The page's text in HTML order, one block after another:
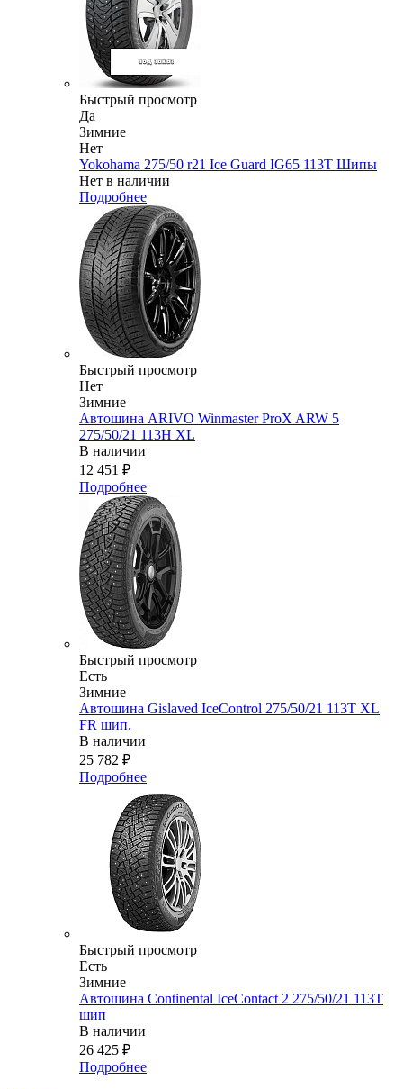
Быстрый просмотр
Да
Зимние
Нет
Yokohama 275/50 r21 Ice Guard IG65 113T Шипы
Нет в наличии
Подробнее
Быстрый просмотр
Нет
Зимние
Автошина ARIVO Winmaster ProX ARW 5
275/50/21 113H XL
В наличии
12 451 ₽
Подробнее
Быстрый просмотр
Есть
Зимние
Автошина Gislaved IceControl 275/50/21 113T XL
FR шип.
В наличии
25 782 ₽
Подробнее
Быстрый просмотр
Есть
Зимние
Автошина Continental IceContact 2 275/50/21 113T
шип
В наличии
26 425 ₽
Подробнее